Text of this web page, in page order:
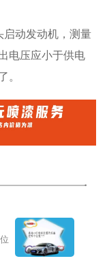
启动发动机，测量
电压应小于供电
。